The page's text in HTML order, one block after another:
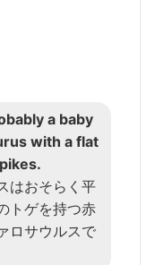
a baby
with a flat
はおそらく平
トゲを持つ赤
ロサウルスで